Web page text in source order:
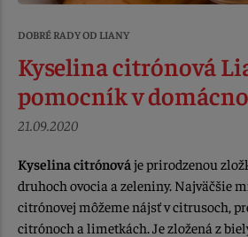
DOBRÉ RADY OD LIANY
Kyselina citrónová
pomocník v
21.09.2020
Kyselina citrónová je prirodzenou
druhoch ovocia a zeleniny. Najväčšie
citrónovej môžeme nájsť v citrusoch,
citrónoch a limetkách. Je zložená z